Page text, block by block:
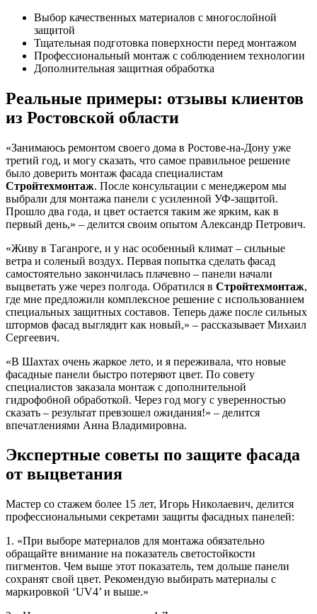
Выбор качественных материалов с многослойной
защитой
Тщательная подготовка поверхности перед монтажом
Профессиональный монтаж с соблюдением технологии
Дополнительная защитная обработка
Реальные примеры: отзывы клиентов
из Ростовской области
«Занимаюсь ремонтом своего дома в Ростове-на-Дону уже
третий год, и могу сказать, что самое правильное решение
было доверить монтаж фасада специалистам
Стройтехмонтаж. После консультации с менеджером мы
выбрали для монтажа панели с усиленной УФ-защитой.
Прошло два года, и цвет остается таким же ярким, как в
первый день,» – делится своим опытом Александр Петрович.
«Живу в Таганроге, и у нас особенный климат – сильные
ветра и соленый воздух. Первая попытка сделать фасад
самостоятельно закончилась плачевно – панели начали
выцветать уже через полгода. Обратился в Стройтехмонтаж,
где мне предложили комплексное решение с использованием
специальных защитных составов. Теперь даже после сильных
штормов фасад выглядит как новый,» – рассказывает Михаил
Сергеевич.
«В Шахтах очень жаркое лето, и я переживала, что новые
фасадные панели быстро потеряют цвет. По совету
специалистов заказала монтаж с дополнительной
гидрофобной обработкой. Через год могу с уверенностью
сказать – результат превзошел ожидания!» – делится
впечатлениями Анна Владимировна.
Экспертные советы по защите фасада
от выцветания
Мастер со стажем более 15 лет, Игорь Николаевич, делится
профессиональными секретами защиты фасадных панелей:
1. «При выборе материалов для монтажа обязательно
обращайте внимание на показатель светостойкости
пигментов. Чем выше этот показатель, тем дольше панели
сохранят свой цвет. Рекомендую выбирать материалы с
маркировкой ‘UV4’ и выше.»